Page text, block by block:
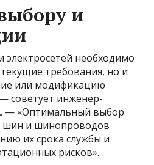
и
необходимо
требования, но и
или модификацию
советует инженер-
— «Оптимальный выбор
шин и шинопроводов
их срока службы и
рисков».